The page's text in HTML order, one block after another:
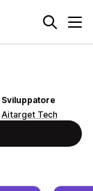
Sviluppatore
Aitarget Tech